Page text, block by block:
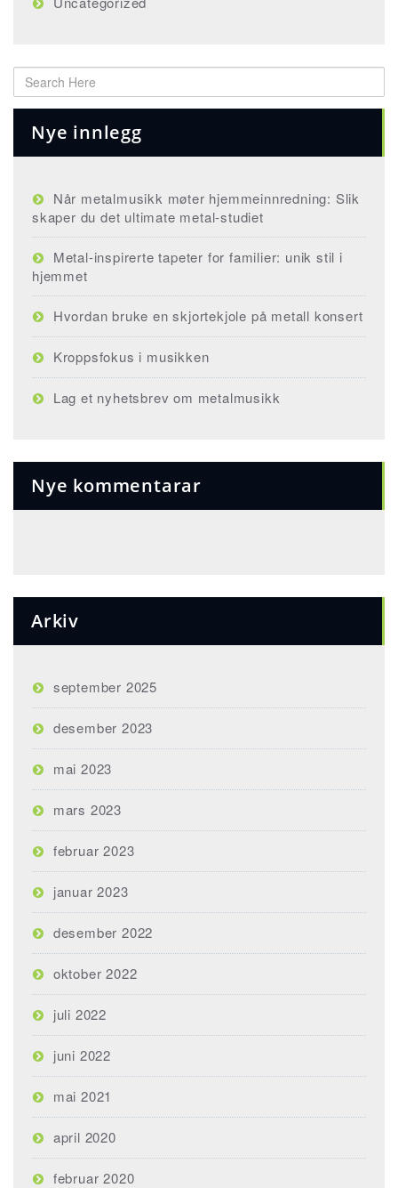
Nye innlegg
Når metalmusikk møter hjemmeinnredning: Slik
skaper du det ultimate metal-studiet
Metal-inspirerte tapeter for familier: unik stil i
hjemmet
Hvordan bruke en skjortekjole på metall konsert
Kroppsfokus i musikken
Lag et nyhetsbrev om metalmusikk
Nye kommentarar
Arkiv
september 2025
desember 2023
mai 2023
mars 2023
februar 2023
januar 2023
desember 2022
oktober 2022
juli 2022
juni 2022
mai 2021
april 2020
februar 2020